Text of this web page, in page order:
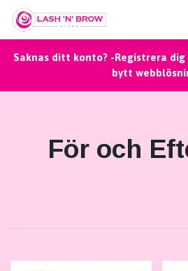
Saknas ditt konto? -Registrera
bytt
För och